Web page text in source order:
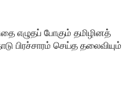
எழுதப் போகும் தமிழினத்
பிரச்சாரம் செய்த தலைவியும்